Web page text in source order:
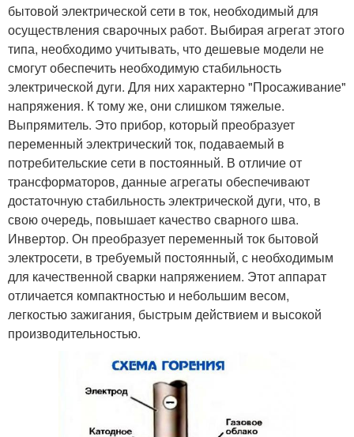
бытовой электрической сети в ток, необходимый для
осуществления сварочных работ. Выбирая агрегат этого
типа, необходимо учитывать, что дешевые модели не
смогут обеспечить необходимую стабильность
электрической дуги. Для них характерно "Просаживание"
напряжения. К тому же, они слишком тяжелые.
Выпрямитель. Это прибор, который преобразует
переменный электрический ток, подаваемый в
потребительские сети в постоянный. В отличие от
трансформаторов, данные агрегаты обеспечивают
достаточную стабильность электрической дуги, что, в
свою очередь, повышает качество сварного шва.
Инвертор. Он преобразует переменный ток бытовой
электросети, в требуемый постоянный, с необходимым
для качественной сварки напряжением. Этот аппарат
отличается компактностью и небольшим весом,
легкостью зажигания, быстрым действием и высокой
производительностью.